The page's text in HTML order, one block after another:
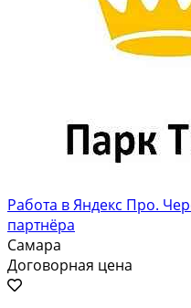
Работа в Яндекс Про.
партнёра
Самара
Договорная цена